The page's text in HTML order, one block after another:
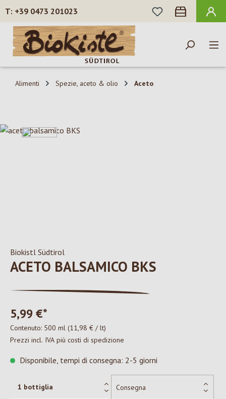
Passa al contenuto principale
+39 0473 201023
HAI 0 ARTICOLI
Alimenti Spezie, aceto & olio Aceto
Salta la galleria di immagini
Biokistl Südtirol
ACETO BALSAMICO BKS
5,99 €*
Contenuto: 500 ml (11,98 € / lt)
Prezzi incl. IVA più costi di spedizione
Disponibile, tempi di consegna: 2-5 giorni